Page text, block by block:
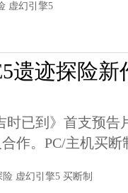
虚幻引擎5
遗迹探险
时已到》首支预
作。PC/主机买
险 虚幻引擎5 买断制